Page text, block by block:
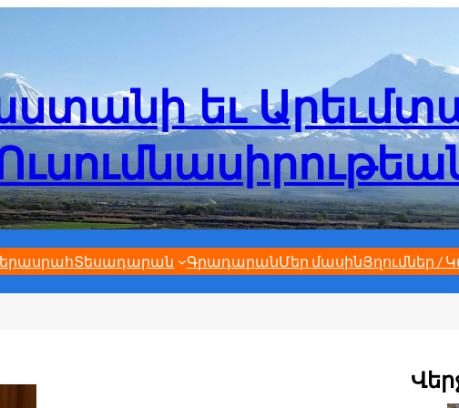
եւ
Տեսադարան ԳրադարանՄեր մասինՅղումներ /